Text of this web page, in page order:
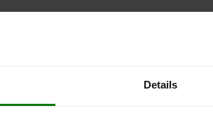
Details